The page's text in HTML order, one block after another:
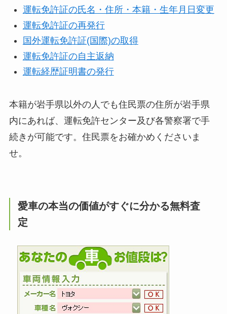
運転免許証の氏名・住所・本籍・生年月日変更
運転免許証の再発行
国外運転免許証(国際)の取得
運転免許証の自主返納
運転経歴証明書の発行
本籍が岩手県以外の人でも住民票の住所が岩手県
内にあれば、運転免許センター及び各警察署で手
続きが可能です。住民票をお確かめくださいま
せ。
愛車の本当の価値がすぐに分かる無料査
定